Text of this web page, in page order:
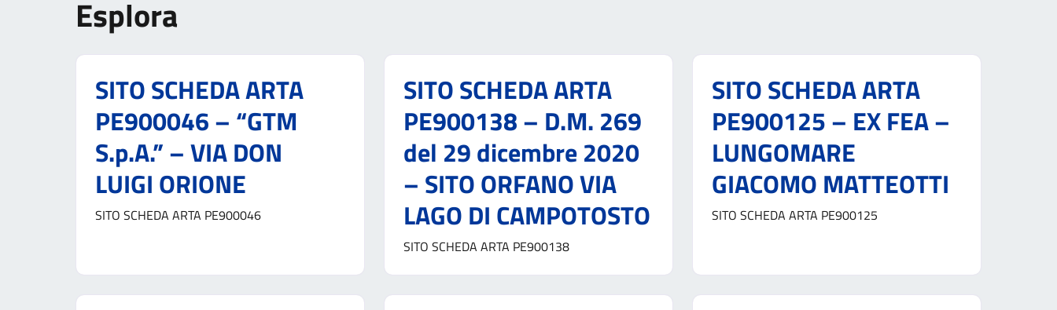
Esplora
SITO SCHEDA ARTA
PE900046 – “GTM
S.p.A.” – VIA DON
LUIGI ORIONE
SITO SCHEDA ARTA PE900046
SITO SCHEDA ARTA
PE900138 – D.M. 269
del 29 dicembre 2020
– SITO ORFANO VIA
LAGO DI CAMPOTOSTO
SITO SCHEDA ARTA PE900138
SITO SCHEDA ARTA
PE900125 – EX FEA –
LUNGOMARE
GIACOMO MATTEOTTI
SITO SCHEDA ARTA PE900125